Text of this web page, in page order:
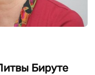
Бируте